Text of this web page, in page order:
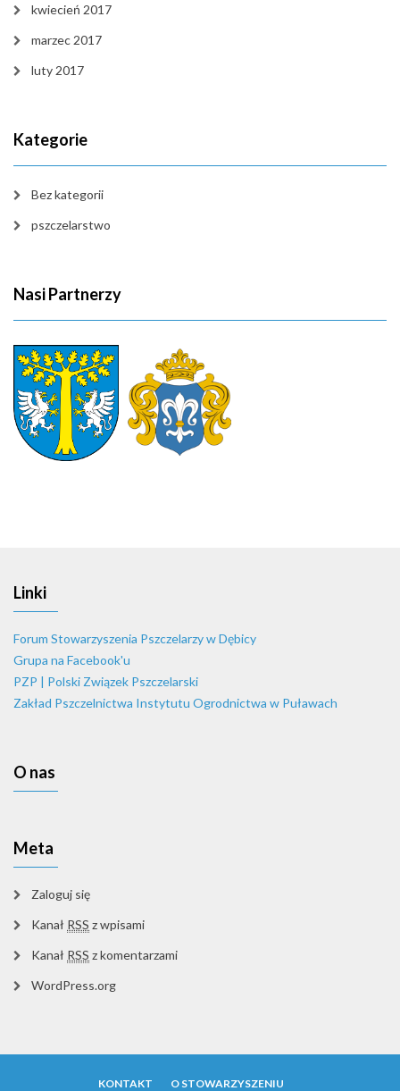
kwiecień 2017
marzec 2017
luty 2017
Kategorie
Bez kategorii
pszczelarstwo
Nasi Partnerzy
Linki
Forum Stowarzyszenia Pszczelarzy w Dębicy
Grupa na Facebook'u
PZP | Polski Związek Pszczelarski
Zakład Pszczelnictwa Instytutu Ogrodnictwa w Puławach
O nas
Meta
Zaloguj się
Kanał RSS z wpisami
Kanał RSS z komentarzami
WordPress.org
KONTAKT O STOWARZYSZENIU